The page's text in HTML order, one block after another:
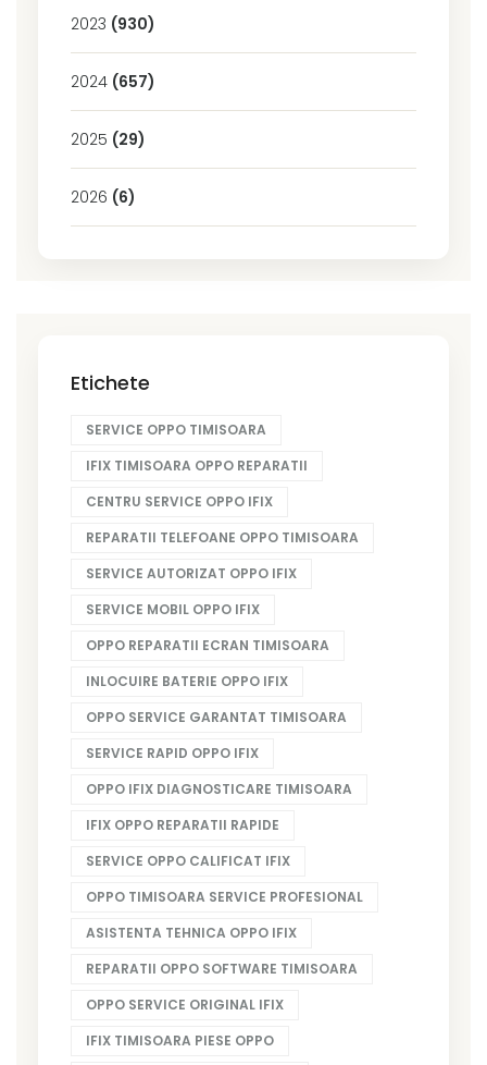
2023 (930)
2024 (657)
2025 (29)
2026 (6)
Etichete
SERVICE OPPO TIMISOARA
IFIX TIMISOARA OPPO REPARATII
CENTRU SERVICE OPPO IFIX
REPARATII TELEFOANE OPPO TIMISOARA
SERVICE AUTORIZAT OPPO IFIX
SERVICE MOBIL OPPO IFIX
OPPO REPARATII ECRAN TIMISOARA
INLOCUIRE BATERIE OPPO IFIX
OPPO SERVICE GARANTAT TIMISOARA
SERVICE RAPID OPPO IFIX
OPPO IFIX DIAGNOSTICARE TIMISOARA
IFIX OPPO REPARATII RAPIDE
SERVICE OPPO CALIFICAT IFIX
OPPO TIMISOARA SERVICE PROFESIONAL
ASISTENTA TEHNICA OPPO IFIX
REPARATII OPPO SOFTWARE TIMISOARA
OPPO SERVICE ORIGINAL IFIX
IFIX TIMISOARA PIESE OPPO